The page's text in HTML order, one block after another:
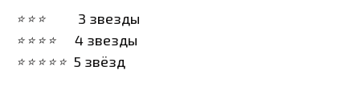
3 звезды
4 звезды
5 звёзд